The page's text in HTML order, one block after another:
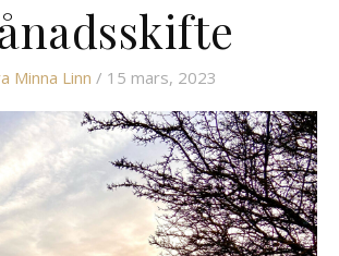
Minna Linn / 15 mars, 2023